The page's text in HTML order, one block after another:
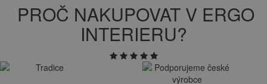
PROČ NAKUPOVAT V ERGO
INTERIERU?